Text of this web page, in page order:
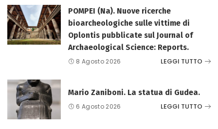
POMPEI (Na). Nuove ricerche
bioarcheologiche sulle vittime di
Oplontis pubblicate sul Journal of
Archaeological Science: Reports.
8 Agosto 2026 LEGGI TUTTO
Mario Zaniboni. La statua di Gudea.
6 Agosto 2026 LEGGI TUTTO